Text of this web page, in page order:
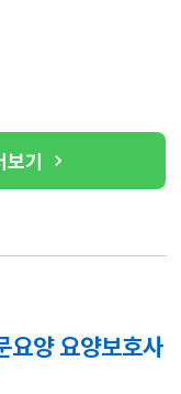
보기
양 요양보호사